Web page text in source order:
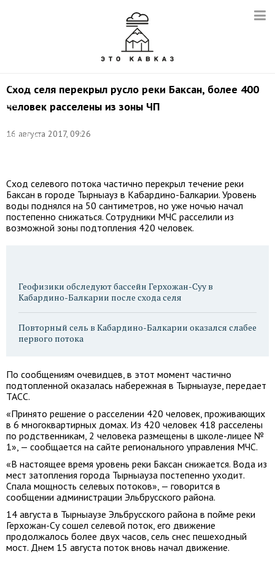
Сход селя перекрыл русло реки Баксан, более 400
человек расселены из зоны ЧП
16 августа 2017, 09:26
Главное
управление
МЧС
Кабардино-
Сход селевого потока частично перекрыл течение реки
Баксан в городе Тырныауз в Кабардино-Балкарии. Уровень
воды поднялся на 50 сантиметров, но уже ночью начал
постепенно снижаться. Сотрудники МЧС расселили из
возможной зоны подтопления 420 человек.
Геофизики обследуют бассейн Герхожан-Суу в
Кабардино-Балкарии после схода селя
Повторный сель в Кабардино-Балкарии оказался слабее
первого потока
По сообщениям очевидцев, в этот момент частично
подтопленной оказалась набережная в Тырныаузе, передает
ТАСС.
«Принято решение о расселении 420 человек, проживающих
в 6 многоквартирных домах. Из 420 человек 418 расселены
по родственникам, 2 человека размещены в школе-лицее №
1», — сообщается на сайте регионального управления МЧС.
«В настоящее время уровень реки Баксан снижается. Вода из
мест затопления города Тырныауза постепенно уходит.
Спала мощность селевых потоков», — говорится в
сообщении администрации Эльбрусского района.
14 августа в Тырныаузе Эльбрусcкого района в пойме реки
Герхожан-Су сошел селевой поток, его движение
продолжалось более двух часов, сель снес пешеходный
мост. Днем 15 августа поток вновь начал движение.